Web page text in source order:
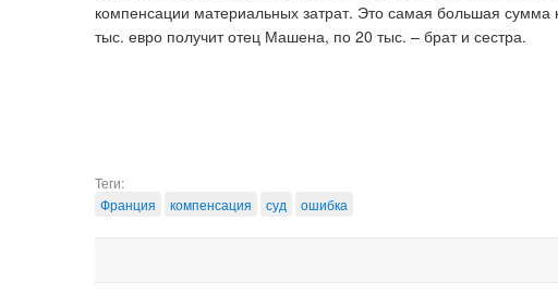
компенсации материальных затрат. Это самая большая сумма
тыс. евро получит отец Машена, по 20 тыс. – брат и сестра.
Теги:
Франция
компенсация суд ошибка